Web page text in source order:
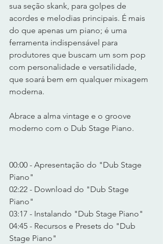
sua seção skank, para golpes de
acordes e melodias principais. É mais
do que apenas um piano; é uma
ferramenta indispensável para
produtores que buscam um som pop
com personalidade e versatilidade,
que soará bem em qualquer mixagem
moderna.
Abrace a alma vintage e o groove
moderno com o Dub Stage Piano.
00:00 - Apresentação do "Dub Stage
Piano"
02:22 - Download do "Dub Stage
Piano"
03:17 - Instalando "Dub Stage Piano"
04:45 - Recursos e Presets do "Dub
Stage Piano"